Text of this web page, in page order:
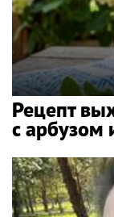
Рецепт
с арбузом